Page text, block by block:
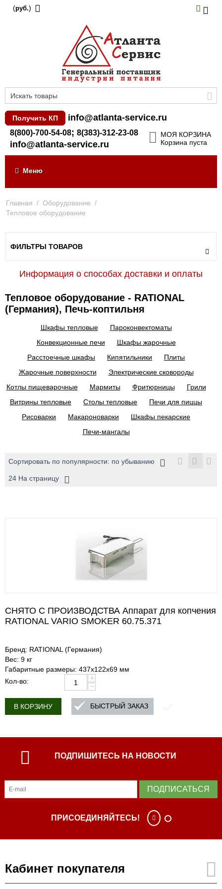
(руб.)
Получить КП info@atlanta-service.ru
8(800)-700-54-08; 8(383)-312-23-08
info@atlanta-service.ru
МОЯ КОРЗИНА
Корзина пуста
Меню
Главная / Оборудование /
Тепловое оборудование
ФИЛЬТРЫ ТОВАРОВ
Информация о способах доставки и оплаты
Тепловое оборудование - RATIONAL
(Германия), Печь-коптильня
Шкафы тепловые
Пароконвектоматы
Конвекционные печи
Шкафы жарочные
Расстоечные шкафы
Кипятильники
Плиты
Жарочные поверхности
Электрические сковороды
Котлы пищеварочные
Мармиты Фритюрницы
Грили
Витрины тепловые
Столы тепловые
Печи для пиццы
Рисоварки
Макароноварки
Шкафы пекарские
Печи-мангалы
Сортировать по популярности: по убыванию
24 На страницу
СНЯТО С ПРОИЗВОДСТВА Аппарат для копчения
RATIONAL VARIO SMOKER 60.75.371
Бренд: RATIONAL (Германия)
Вес: 9 кг
Габаритные размеры: 437х122х69 мм
Кол-во:
+
−
В КОРЗИНУ БЫСТРЫЙ ЗАКАЗ
ПОДПИШИТЕСЬ НА НОВОСТИ
ПОДПИСАТЬСЯ
ПРИСОЕДИНЯЙТЕСЬ!
Кабинет покупателя